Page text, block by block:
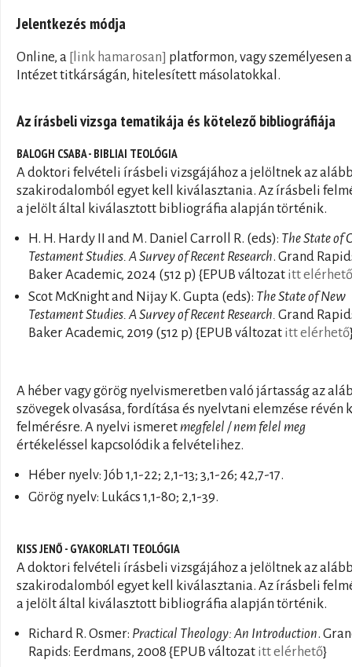
Jelentkezés módja
Online, a [link hamarosan] platformon, vagy személyesen
Intézet titkárságán, hitelesített másolatokkal.
Az írásbeli vizsga tematikája és kötelező bibliográfiája
BALOGH CSABA - BIBLIAI TEOLÓGIA
A doktori felvételi írásbeli vizsgájához a jelöltnek az
szakirodalomból egyet kell kiválasztania. Az írásbeli
a jelölt által kiválasztott bibliográfia alapján történik.
H. H. Hardy II and M. Daniel Carroll R. (eds): The State of
Testament Studies. A Survey of Recent Research. Grand
Baker Academic, 2024 (512 p) {EPUB változat itt elérhető
Scot McKnight and Nijay K. Gupta (eds): The State of New
Testament Studies. A Survey of Recent Research. Grand
Baker Academic, 2019 (512 p) {EPUB változat itt elérhető
A héber vagy görög nyelvismeretben való jártasság az
szövegek olvasása, fordítása és nyelvtani elemzése révén
felmérésre. A nyelvi ismeret megfelel / nem felel meg
értékeléssel kapcsolódik a felvételihez.
Héber nyelv: Jób 1,1-22; 2,1-13; 3,1-26; 42,7-17.
Görög nyelv: Lukács 1,1-80; 2,1-39.
KISS JENŐ - GYAKORLATI TEOLÓGIA
A doktori felvételi írásbeli vizsgájához a jelöltnek az
szakirodalomból egyet kell kiválasztania. Az írásbeli
a jelölt által kiválasztott bibliográfia alapján történik.
Richard R. Osmer: Practical Theology: An Introduction.
Rapids: Eerdmans, 2008 {EPUB változat itt elérhető}